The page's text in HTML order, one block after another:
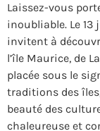
Laissez-vous
inoubliable. Le 13
invitent à
l’île Maurice, de
placée sous le
traditions des
beauté des
chaleureuse et